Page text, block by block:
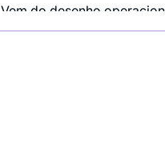
Vem do desenho